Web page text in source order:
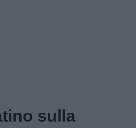
sulla